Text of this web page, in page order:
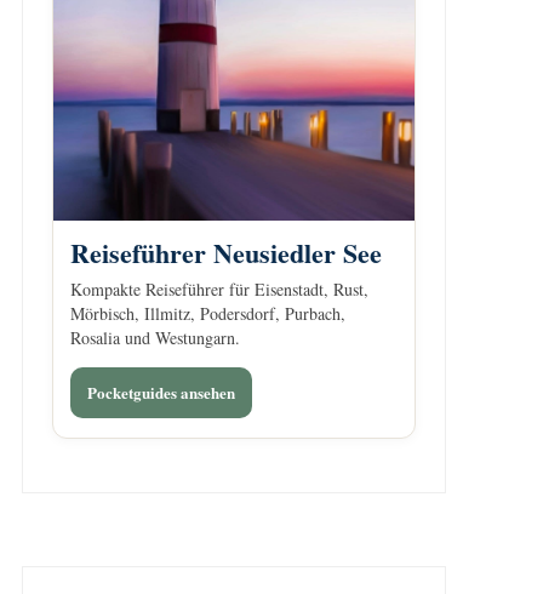
Reiseführer Neusiedler See
Kompakte Reiseführer für Eisenstadt, Rust,
Mörbisch, Illmitz, Podersdorf, Purbach,
Rosalia und Westungarn.
Pocketguides ansehen